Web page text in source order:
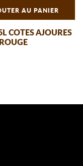
AU PANIER
COTES AJOURES